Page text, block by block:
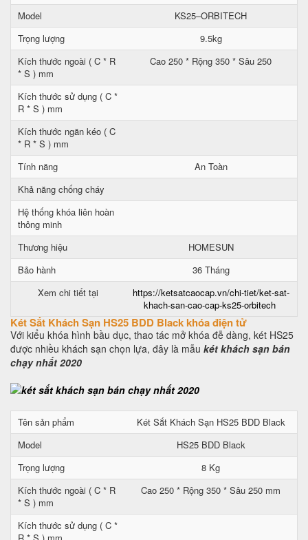
Model
KS25–ORBITECH
Trọng lượng
9.5kg
Kích thước ngoài ( C * R
* S ) mm
Cao 250 * Rộng 350 * Sâu 250
Kích thước sử dụng ( C *
R * S ) mm
Kích thước ngăn kéo ( C
* R * S ) mm
Tính năng
An Toàn
Khả năng chống cháy
Hệ thống khóa liên hoàn
thông minh
Thương hiệu
HOMESUN
Bảo hành
36 Tháng
Xem chi tiết tại
https://ketsatcaocap.vn/chi-tiet/ket-sat-
khach-san-cao-cap-ks25-orbitech
Két Sắt Khách Sạn HS25 BDD Black khóa điện tử
Với kiểu khóa hình bầu dục, thao tác mở khóa đễ dàng, két HS25
được nhiều khách sạn chọn lựa, đây là mẫu két khách sạn bán
chạy nhất 2020
Tên sản phẩm
Két Sắt Khách Sạn HS25 BDD Black
Model
HS25 BDD Black
Trọng lượng
8 Kg
Kích thước ngoài ( C * R
* S ) mm
Cao 250 * Rộng 350 * Sâu 250 mm
Kích thước sử dụng ( C *